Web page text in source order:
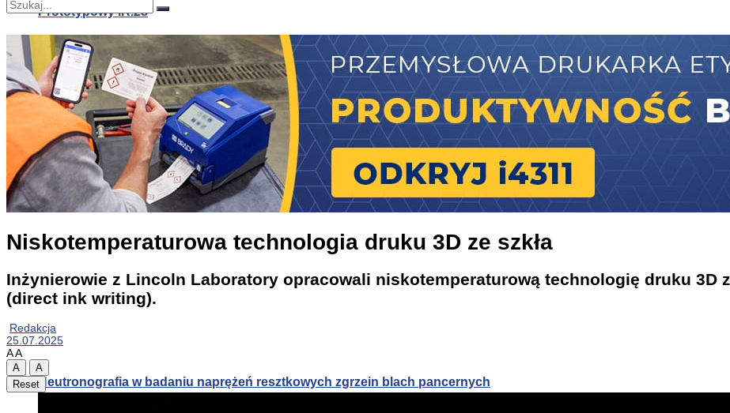
Prototypowy IR.28
Zoptymalizowany materiał termoelektryczny dla odzysku ciepła odpadowego
Neutronografia w badaniu naprężeń resztkowych zgrzein blach pancernych
Prototypowy IR.28
Nie znaleziono
Zobacz wszystkie wyniki
Niskotemperaturowa technologia druku 3D ze szkła
Inżynierowie z Lincoln Laboratory opracowali niskotemperaturową technologię druku 3D
(direct ink writing).
Redakcja
25.07.2025
AA
A
A
Reset